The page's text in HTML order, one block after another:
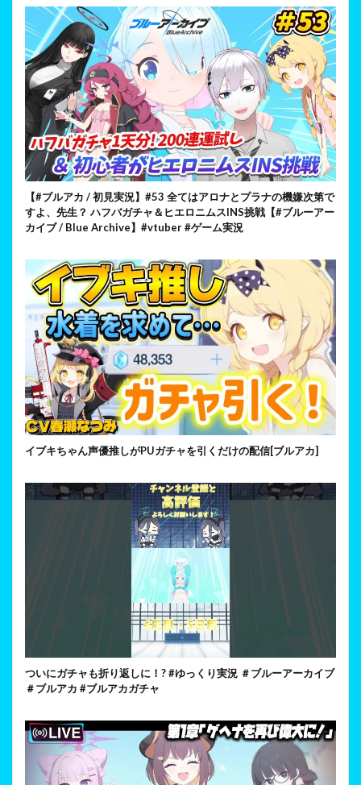
【#ブルアカ / 初見実況】#53 全てはアロナとプラナの機嫌次第で
すよ、先生？ ハフバガチャ＆ヒエロニムスINS挑戦【#ブルーアー
カイブ / Blue Archive】#vtuber #ゲーム実況
イブキちゃん声優推しがPUガチャを引くだけの配信[ブルアカ]
ついにガチャも折り返しに！? #ゆっくり実況 ＃ブルーアーカイブ
＃ブルアカ #ブルアカガチャ